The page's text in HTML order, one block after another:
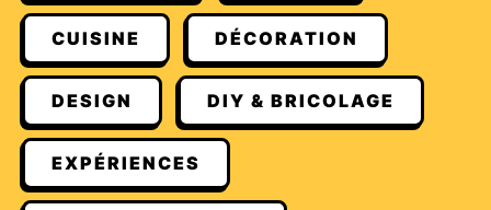
CUISINE DÉCORATION
DESIGN DIY & BRICOLAGE
EXPÉRIENCES